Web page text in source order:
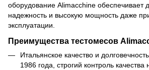
оборудование Alimacchine обеспечивает
надежность и высокую мощность даже
эксплуатации.
Преимущества тестомесов
Итальянское качество и
1986 года, строгий контроль качества